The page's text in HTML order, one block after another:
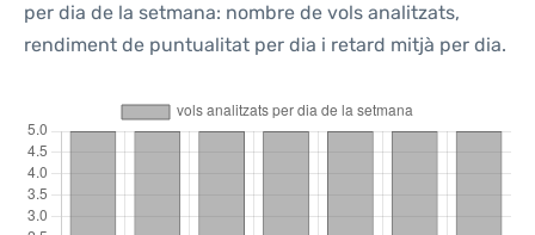
per dia de la setmana: nombre de vols analitzats,
rendiment de puntualitat per dia i retard mitjà per dia.